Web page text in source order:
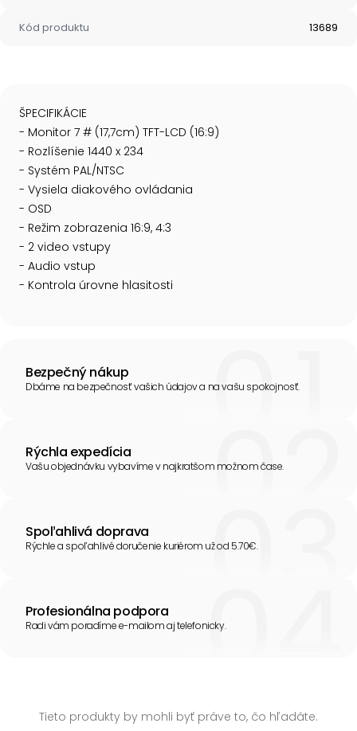
Kód produktu 13689
ŠPECIFIKÁCIE
- Monitor 7 # (17,7cm) TFT-LCD (16:9)
- Rozlíšenie 1440 x 234
- Systém PAL/NTSC
- Vysiela diakového ovládania
- OSD
- Režim zobrazenia 16:9, 4:3
- 2 video vstupy
- Audio vstup
- Kontrola úrovne hlasitosti
Bezpečný nákup
Dbáme na bezpečnosť vašich údajov a na vašu spokojnosť.
Rýchla expedícia
Vašu objednávku vybavíme v najkratšom možnom čase.
Spoľahlivá doprava
Rýchle a spoľahlivé doručenie kuriérom už od 5.70€.
Profesionálna podpora
Radi vám poradíme e-mailom aj telefonicky.
Tieto produkty by mohli byť práve to, čo hľadáte.